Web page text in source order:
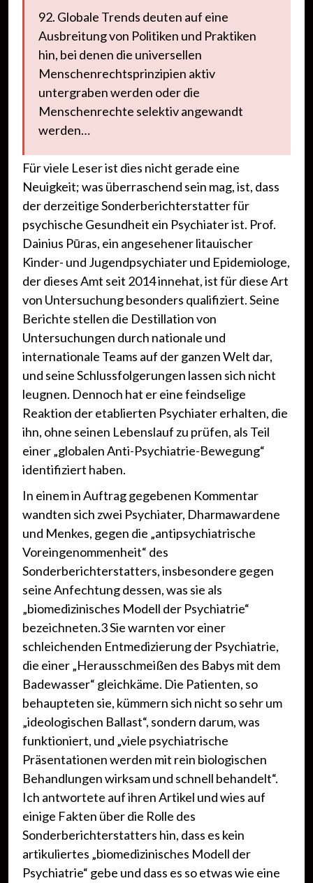
92. Globale Trends deuten auf eine
Ausbreitung von Politiken und Praktiken
hin, bei denen die universellen
Menschenrechtsprinzipien aktiv
untergraben werden oder die
Menschenrechte selektiv angewandt
werden…
Für viele Leser ist dies nicht gerade eine
Neuigkeit; was überraschend sein mag, ist, dass
der derzeitige Sonderberichterstatter für
psychische Gesundheit ein Psychiater ist. Prof.
Dainius Pūras, ein angesehener litauischer
Kinder- und Jugendpsychiater und Epidemiologe,
der dieses Amt seit 2014 innehat, ist für diese Art
von Untersuchung besonders qualifiziert. Seine
Berichte stellen die Destillation von
Untersuchungen durch nationale und
internationale Teams auf der ganzen Welt dar,
und seine Schlussfolgerungen lassen sich nicht
leugnen. Dennoch hat er eine feindselige
Reaktion der etablierten Psychiater erhalten, die
ihn, ohne seinen Lebenslauf zu prüfen, als Teil
einer „globalen Anti-Psychiatrie-Bewegung“
identifiziert haben.
In einem in Auftrag gegebenen Kommentar
wandten sich zwei Psychiater, Dharmawardene
und Menkes, gegen die „antipsychiatrische
Voreingenommenheit“ des
Sonderberichterstatters, insbesondere gegen
seine Anfechtung dessen, was sie als
„biomedizinisches Modell der Psychiatrie“
bezeichneten.3 Sie warnten vor einer
schleichenden Entmedizierung der Psychiatrie,
die einer „Herausschmeißen des Babys mit dem
Badewasser“ gleichkäme. Die Patienten, so
behaupteten sie, kümmern sich nicht so sehr um
„ideologischen Ballast“, sondern darum, was
funktioniert, und „viele psychiatrische
Präsentationen werden mit rein biologischen
Behandlungen wirksam und schnell behandelt“.
Ich antwortete auf ihren Artikel und wies auf
einige Fakten über die Rolle des
Sonderberichterstatters hin, dass es kein
artikuliertes „biomedizinisches Modell der
Psychiatrie“ gebe und dass es so etwas wie eine